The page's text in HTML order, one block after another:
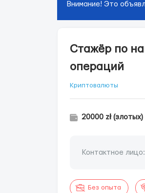
Внимание! Это
Стажёр по
операций
Криптовалюты
20000 zł
Контактное лицо:
Без опыта